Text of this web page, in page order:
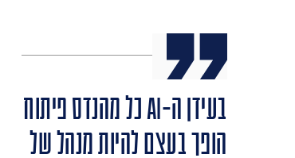
בעידן ה-AI כל מהנדס פיתוח
הופך בעצם להיות מנהל של